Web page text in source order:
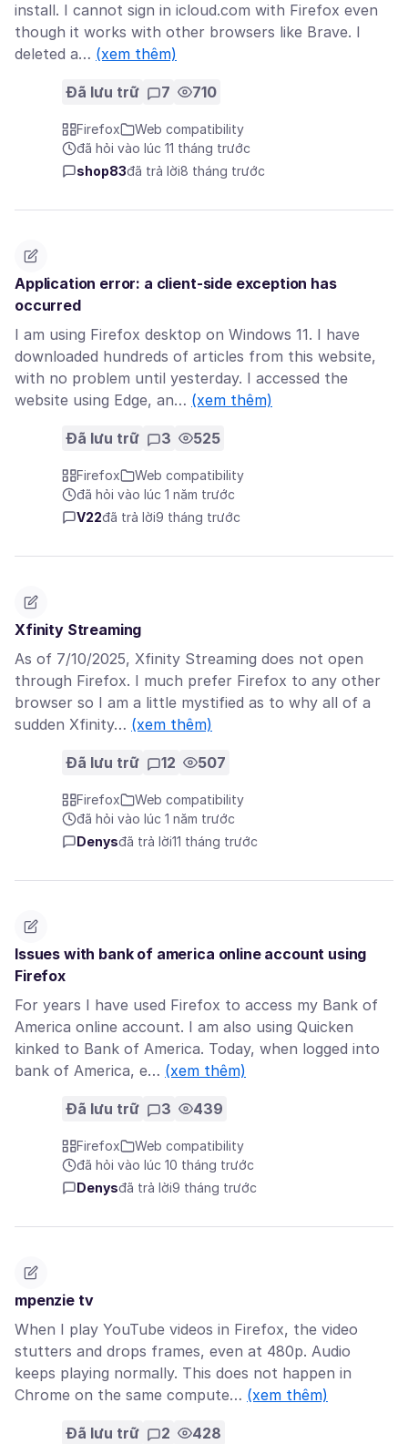
install. I cannot sign in icloud.com with Firefox even
though it works with other browsers like Brave. I
deleted a… (xem thêm)
Đã lưu trữ 7 710
Firefox
Web compatibility
đã hỏi vào lúc 11 tháng trước
shop83đã trả lời8 tháng trước
Application error: a client-side exception has
occurred
I am using Firefox desktop on Windows 11. I have
downloaded hundreds of articles from this website,
with no problem until yesterday. I accessed the
website using Edge, an… (xem thêm)
Đã lưu trữ 3 525
Firefox
Web compatibility
đã hỏi vào lúc 1 năm trước
V22đã trả lời9 tháng trước
Xfinity Streaming
As of 7/10/2025, Xfinity Streaming does not open
through Firefox. I much prefer Firefox to any other
browser so I am a little mystified as to why all of a
sudden Xfinity… (xem thêm)
Đã lưu trữ 12 507
Firefox
Web compatibility
đã hỏi vào lúc 1 năm trước
Denysđã trả lời11 tháng trước
Issues with bank of america online account using
Firefox
For years I have used Firefox to access my Bank of
America online account. I am also using Quicken
kinked to Bank of America. Today, when logged into
bank of America, e… (xem thêm)
Đã lưu trữ 3 439
Firefox
Web compatibility
đã hỏi vào lúc 10 tháng trước
Denysđã trả lời9 tháng trước
mpenzie tv
When I play YouTube videos in Firefox, the video
stutters and drops frames, even at 480p. Audio
keeps playing normally. This does not happen in
Chrome on the same compute… (xem thêm)
Đã lưu trữ 2 428